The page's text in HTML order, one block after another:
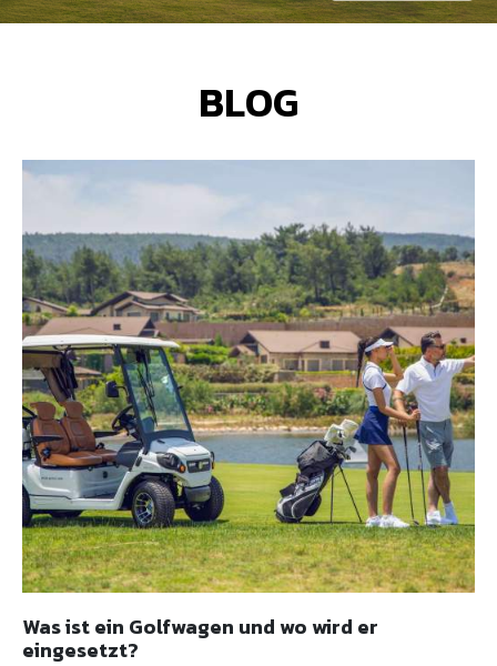
BLOG
Was ist ein Golfwagen und wo wird er
eingesetzt?